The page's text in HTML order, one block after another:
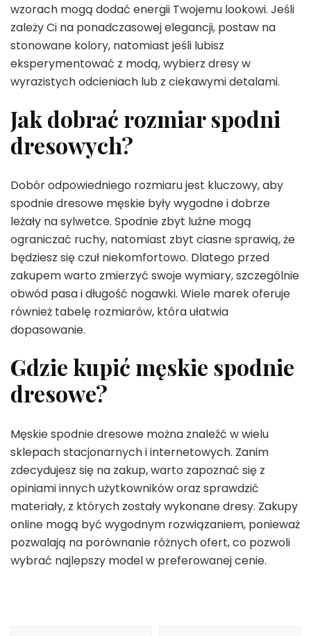
wzorach mogą dodać energii Twojemu lookowi. Jeśli
zależy Ci na ponadczasowej elegancji, postaw na
stonowane kolory, natomiast jeśli lubisz
eksperymentować z modą, wybierz dresy w
wyrazistych odcieniach lub z ciekawymi detalami.
Jak dobrać rozmiar spodni
dresowych?
Dobór odpowiedniego rozmiaru jest kluczowy, aby
spodnie dresowe męskie były wygodne i dobrze
leżały na sylwetce. Spodnie zbyt luźne mogą
ograniczać ruchy, natomiast zbyt ciasne sprawią, że
będziesz się czuł niekomfortowo. Dlatego przed
zakupem warto zmierzyć swoje wymiary, szczególnie
obwód pasa i długość nogawki. Wiele marek oferuje
również tabelę rozmiarów, która ułatwia
dopasowanie.
Gdzie kupić męskie spodnie
dresowe?
Męskie spodnie dresowe można znaleźć w wielu
sklepach stacjonarnych i internetowych. Zanim
zdecydujesz się na zakup, warto zapoznać się z
opiniami innych użytkowników oraz sprawdzić
materiały, z których zostały wykonane dresy. Zakupy
online mogą być wygodnym rozwiązaniem, ponieważ
pozwalają na porównanie różnych ofert, co pozwoli
wybrać najlepszy model w preferowanej cenie.